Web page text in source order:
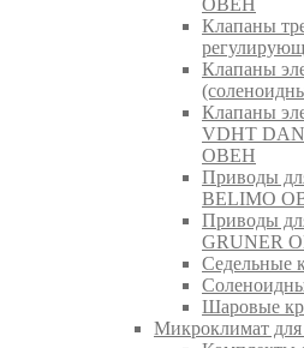
ОВЕН
Клапаны
Клапаны
Клапаны
VDHT
ОВЕН
Приводы
BELIMO
Приводы
GRUNER
Седельные
Шаровые
Микроклимат